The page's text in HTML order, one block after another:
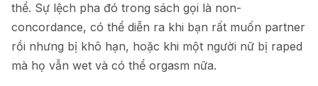
thể. Sự lệch pha đó trong sách gọi là non-
concordance, có thể diễn ra khi bạn rất muốn partner
rồi nhưng bị khô hạn, hoặc khi một người nữ bị raped
mà họ vẫn wet và có thể orgasm nữa.